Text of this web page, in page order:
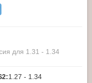
для 1.31 - 1.34
1.27 - 1.34